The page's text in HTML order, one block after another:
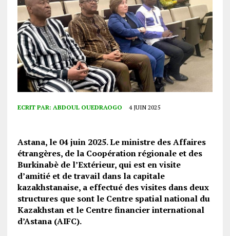
ECRIT PAR: ABDOUL OUEDRAOGO 4 JUIN 2025
Astana, le 04 juin 2025. Le ministre des Affaires
étrangères, de la Coopération régionale et des
Burkinabè de l’Extérieur, qui est en visite
d’amitié et de travail dans la capitale
kazakhstanaise, a effectué des visites dans deux
structures que sont le Centre spatial national du
Kazakhstan et le Centre financier international
d’Astana (AIFC).